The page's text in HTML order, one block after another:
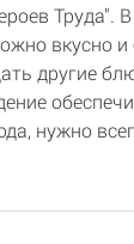
Труда".
вкусно и
другие
нужно